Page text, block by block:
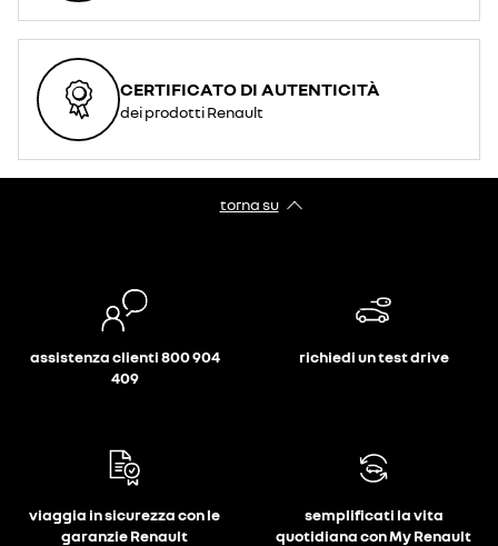
CERTIFICATO DI AUTENTICITÀ
dei prodotti Renault
torna su
assistenza clienti 800 904
409
richiedi un test drive
viaggia in sicurezza con le
garanzie Renault
semplificati la vita
quotidiana con My Renault